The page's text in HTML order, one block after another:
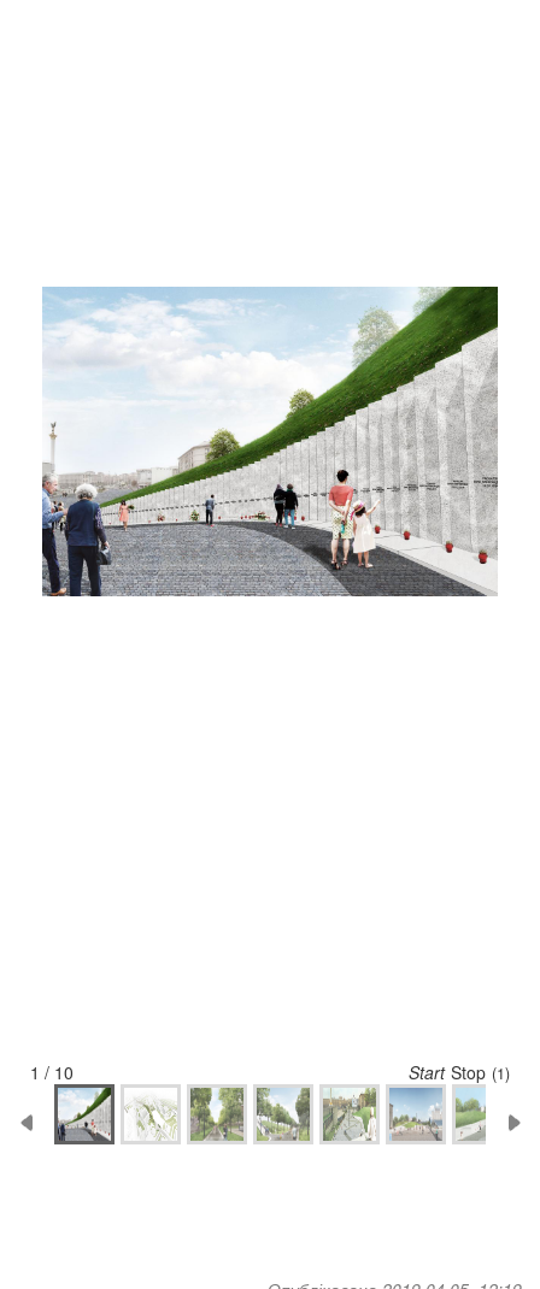
1 / 10 Start Stop (1)